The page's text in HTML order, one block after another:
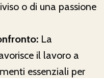
o di una passione
La
il lavoro a
essenziali per